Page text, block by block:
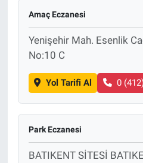
Amaç Eczanesi
Yenişehir Mah. Esenlik
No:10 C
Yol Tarifi Al 0
Park Eczanesi
BATIKENT SİTESİ